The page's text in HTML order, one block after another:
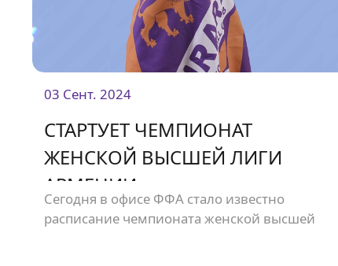
03 Сент. 2024
СТАРТУЕТ ЧЕМПИОНАТ
ЖЕНСКОЙ ВЫСШЕЙ ЛИГИ
АРМЕНИИ
Сегодня в офисе ФФА стало известно
расписание чемпионата женской высшей